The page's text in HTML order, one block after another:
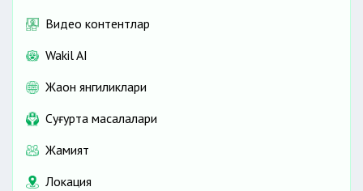
Видео контентлар
Wakil AI
Жаҳон янгиликлари
Cуғурта масалалари
Жамият
Локация